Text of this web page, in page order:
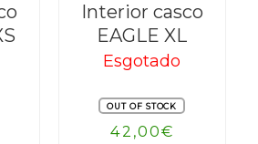
Interior casco
EAGLE XL
Esgotado
OUT OF STOCK
42,00€